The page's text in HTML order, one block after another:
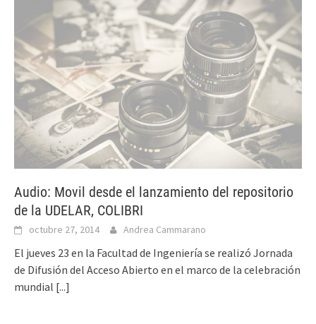
Audio: Movil desde el lanzamiento del repositorio
de la UDELAR, COLIBRI
octubre 27, 2014 Andrea Cammarano
El jueves 23 en la Facultad de Ingeniería se realizó Jornada
de Difusión del Acceso Abierto en el marco de la celebración
mundial [...]